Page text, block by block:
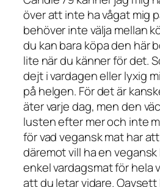
över att inte ha vågat mig
behöver inte välja mellan
du kan bara köpa den här
lite när du känner för det.
dejt i vardagen eller lyxig
på helgen. För det är
äter varje dag, men den
lusten efter mer och inte
för vad vegansk mat har
däremot vill ha en
enkel vardagsmat för hela
att du letar vidare.